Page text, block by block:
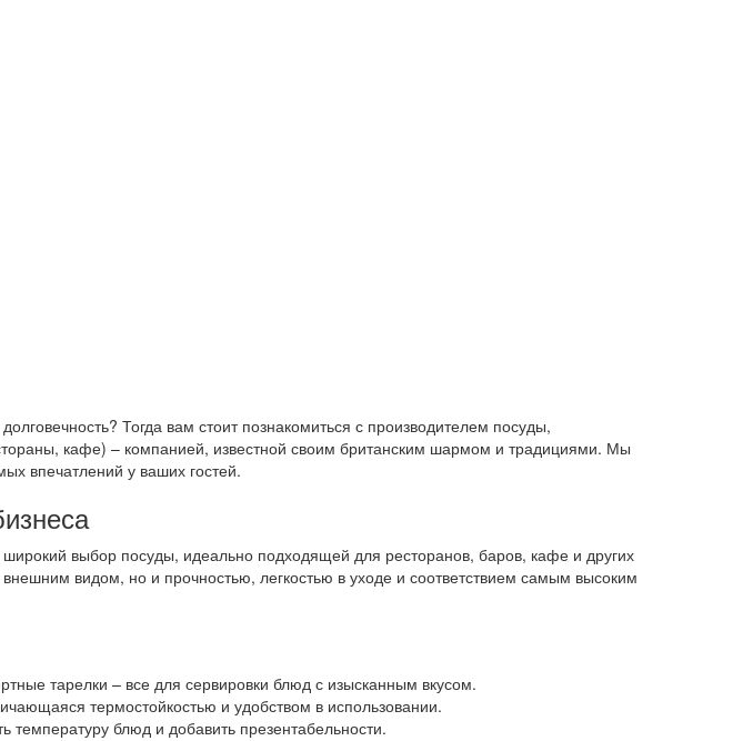
Тогда вам стоит познакомиться с производителем посуды,
кафе) – компанией, известной своим британским шармом и традициями. Мы
впечатлений у ваших гостей.
выбор посуды, идеально подходящей для ресторанов, баров, кафе и других
видом, но и прочностью, легкостью в уходе и соответствием самым высоким
тарелки – все для сервировки блюд с изысканным вкусом.
термостойкостью и удобством в использовании.
температуру блюд и добавить презентабельности.